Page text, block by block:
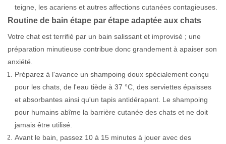
teigne, les acariens et autres affections cutanées contagieuses.
Routine de bain étape par étape adaptée aux chats
Votre chat est terrifié par un bain salissant et improvisé ; une
préparation minutieuse contribue donc grandement à apaiser son
anxiété.
Préparez à l'avance un shampoing doux spécialement conçu
pour les chats, de l'eau tiède à 37 °C, des serviettes épaisses
et absorbantes ainsi qu'un tapis antidérapant. Le shampoing
pour humains abîme la barrière cutanée des chats et ne doit
jamais être utilisé.
Avant le bain, passez 10 à 15 minutes à jouer avec des